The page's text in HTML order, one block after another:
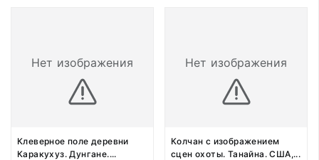
Нет изображения
Клеверное поле деревни
Каракухуз. Дунгане....
Нет изображения
Колчан с изображением
сцен охоты. Танайна. США,...